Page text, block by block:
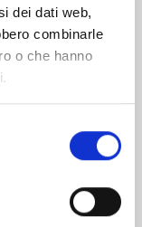
dei dati web,
combinarle
o che hanno